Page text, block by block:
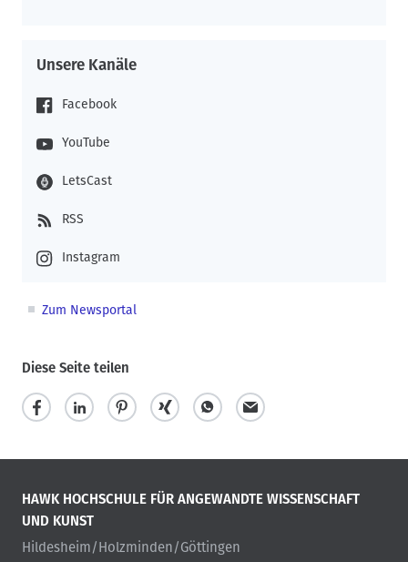
Unsere Kanäle
Facebook
YouTube
LetsCast
RSS
Instagram
Zum Newsportal
Diese Seite teilen
HAWK HOCHSCHULE FÜR ANGEWANDTE WISSENSCHAFT
UND KUNST
Hildesheim/Holzminden/Göttingen